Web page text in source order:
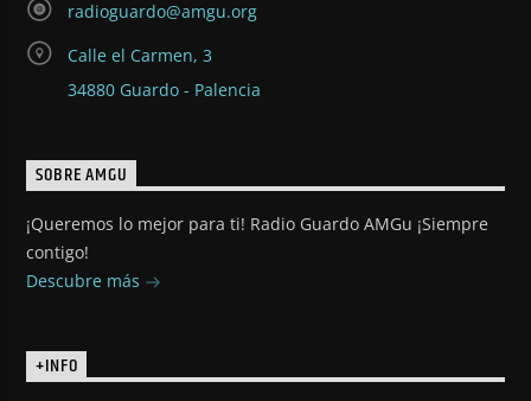
radioguardo@amgu.org
Calle el Carmen, 3
34880 Guardo - Palencia
SOBRE AMGU
¡Queremos lo mejor para ti! Radio Guardo AMGu ¡Siempre
contigo!
Descubre más
+INFO